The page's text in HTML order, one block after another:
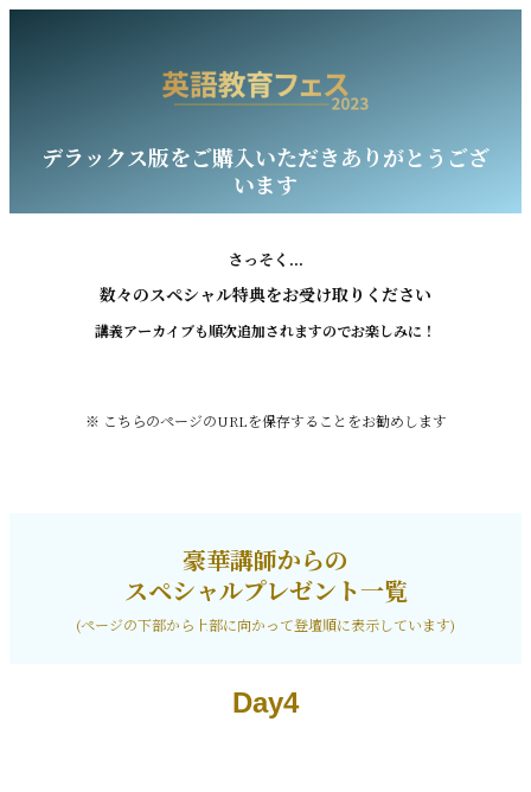
デラックス版をご購入いただきありがとうござ
います
さっそく...
数々のスペシャル特典をお受け取りください
講義アーカイブも順次追加されますのでお楽しみに！
※ こちらのページのURLを保存することをお勧めします
豪華講師からの
スペシャルプレゼント一覧
(ページの下部から上部に向かって登壇順に表示しています)
Day4